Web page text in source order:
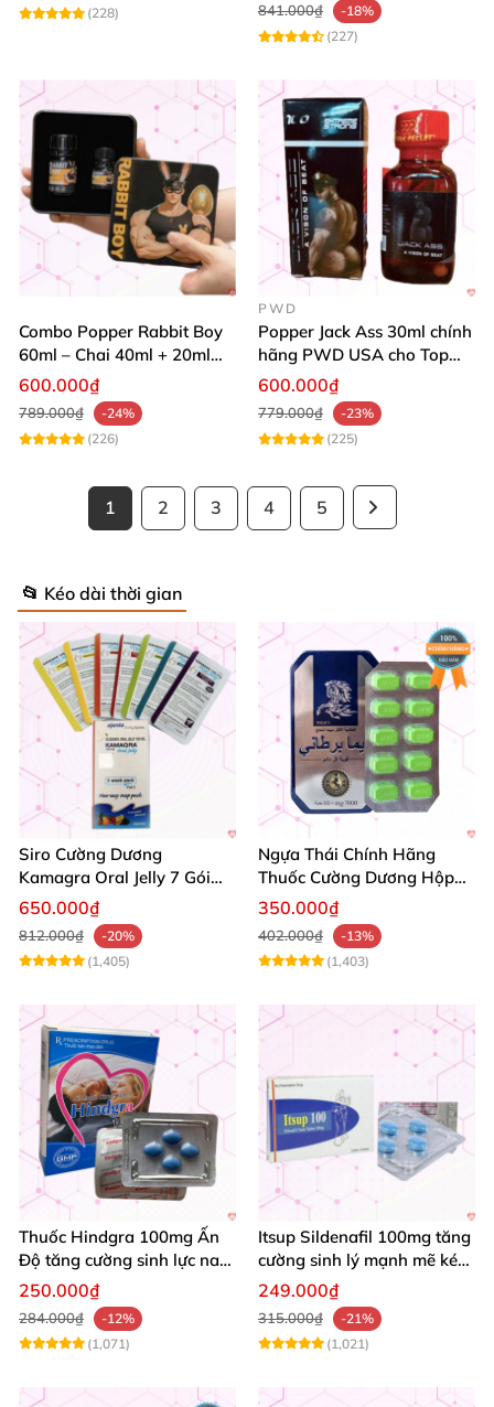
(228)
841.000₫
-18%
(227)
Combo Popper Rabbit Boy
60ml – Chai 40ml + 20ml
Siêu Mạnh Dành Riêng Cho
600.000₫
789.000₫
-24%
(226)
PWD
Popper Jack Ass 30ml chính
hãng PWD USA cho Top
Bot
600.000₫
779.000₫
-23%
(225)
1 2 3 4 5
📂 Kéo dài thời gian
Siro Cường Dương
Kamagra Oral Jelly 7 Gói
Hương Trái Cây Tăng
Cường Sinh Lực
650.000₫
812.000₫
-20%
(1,405)
Ngựa Thái Chính Hãng
Thuốc Cường Dương Hộp
10 Viên Kéo Dài Thời Gian
350.000₫
402.000₫
-13%
(1,403)
Thuốc Hindgra 100mg Ấn
Độ tăng cường sinh lực nam
chống xuất tinh sớm mua
250.000₫
284.000₫
-12%
(1,071)
Itsup Sildenafil 100mg tăng
cường sinh lý mạnh mẽ kéo
dài thời gian nam
249.000₫
315.000₫
-21%
(1,021)